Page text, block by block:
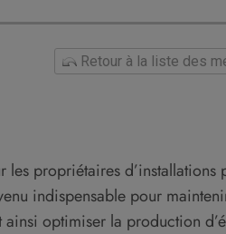
Retour à la liste des
propriétaires
indispensable pour
optimiser la production